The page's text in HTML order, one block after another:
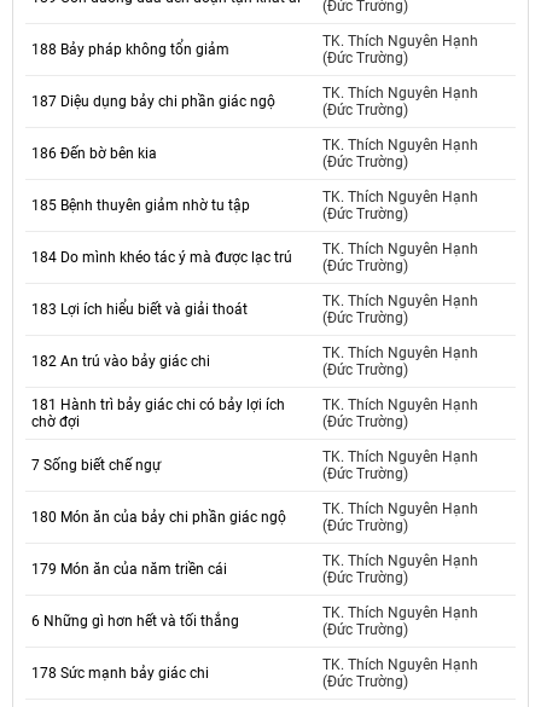
(Đức Trường)
188 Bảy pháp không tổn giảm
TK. Thích Nguyên Hạnh
(Đức Trường)
187 Diệu dụng bảy chi phần giác ngộ
TK. Thích Nguyên Hạnh
(Đức Trường)
186 Đến bờ bên kia
TK. Thích Nguyên Hạnh
(Đức Trường)
185 Bệnh thuyên giảm nhờ tu tập
TK. Thích Nguyên Hạnh
(Đức Trường)
184 Do mình khéo tác ý mà được lạc trú
TK. Thích Nguyên Hạnh
(Đức Trường)
183 Lợi ích hiểu biết và giải thoát
TK. Thích Nguyên Hạnh
(Đức Trường)
182 An trú vào bảy giác chi
TK. Thích Nguyên Hạnh
(Đức Trường)
181 Hành trì bảy giác chi có bảy lợi ích
chờ đợi
TK. Thích Nguyên Hạnh
(Đức Trường)
7 Sống biết chế ngự
TK. Thích Nguyên Hạnh
(Đức Trường)
180 Món ăn của bảy chi phần giác ngộ
TK. Thích Nguyên Hạnh
(Đức Trường)
179 Món ăn của năm triền cái
TK. Thích Nguyên Hạnh
(Đức Trường)
6 Những gì hơn hết và tối thắng
TK. Thích Nguyên Hạnh
(Đức Trường)
178 Sức mạnh bảy giác chi
TK. Thích Nguyên Hạnh
(Đức Trường)